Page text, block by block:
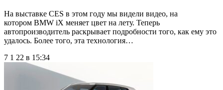
На выставке CES в этом году мы видели видео, на
котором BMW iX меняет цвет на лету. Теперь
автопроизводитель раскрывает подробности того, как ему это
удалось. Более того, эта технология…
7 1 22 в 15:34